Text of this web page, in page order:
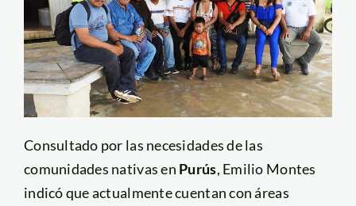
Consultado por las necesidades de las
comunidades nativas en Purús, Emilio Montes
indicó que actualmente cuentan con áreas